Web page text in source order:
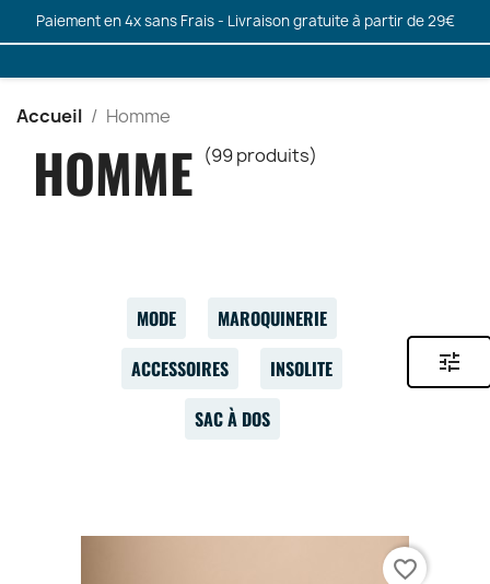
Paiement en 4x sans Frais - Livraison gratuite à partir de 29€
Accueil Homme
HOMME (99 produits)
MODE
MAROQUINERIE
ACCESSOIRES
INSOLITE
SAC À DOS
tune
favorite_border